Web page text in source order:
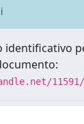
identificativo
11591/